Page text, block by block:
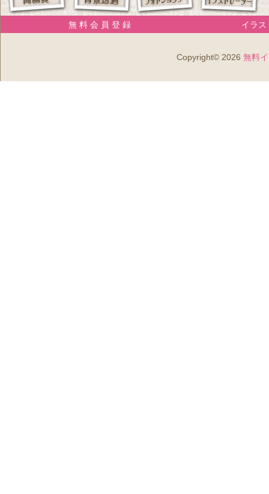
無 料 会 員 登 録 イラス
Copyright© 2026 無料